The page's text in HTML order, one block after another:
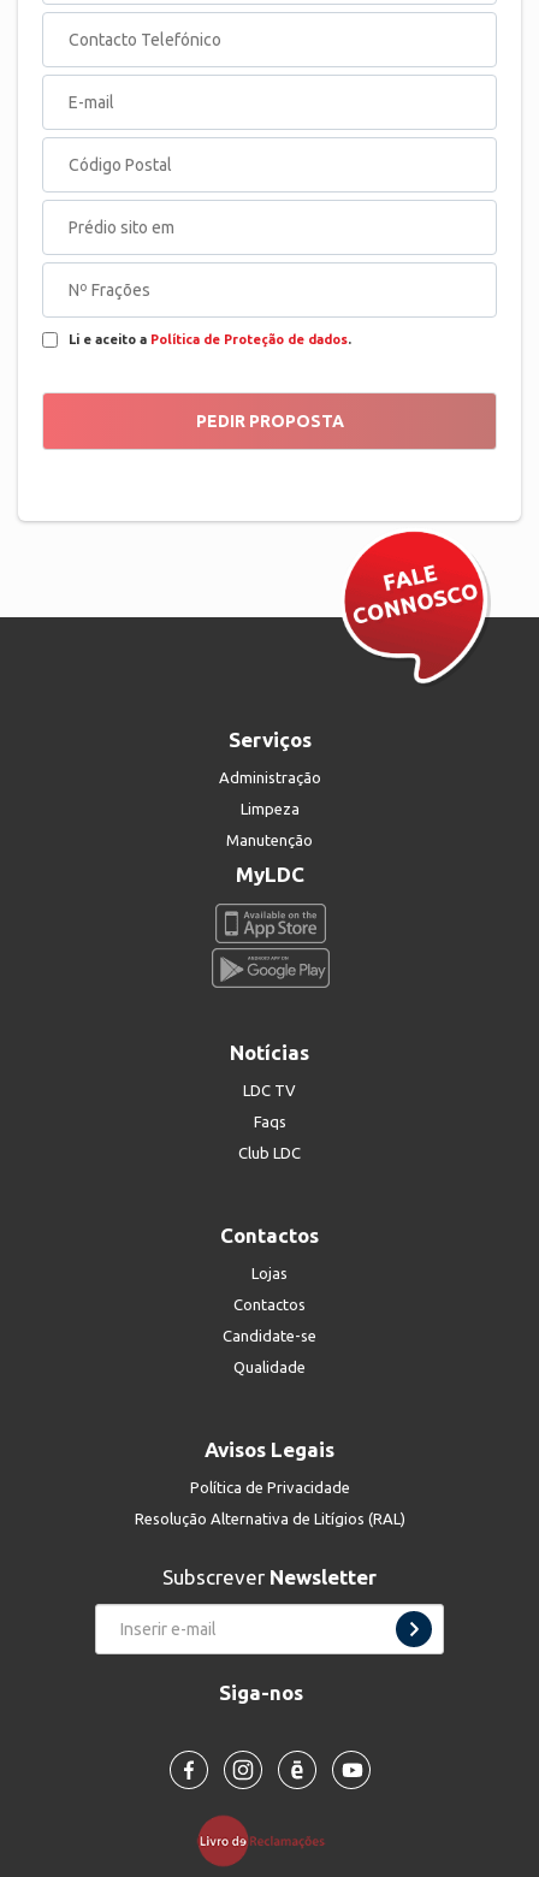
Li e aceito a Política de Proteção de dados.
Serviços
Administração
Limpeza
Manutenção
MyLDC
Notícias
LDC TV
Faqs
Club LDC
Contactos
Lojas
Contactos
Candidate-se
Qualidade
Avisos Legais
Política de Privacidade
Resolução Alternativa de Litígios (RAL)
Subscrever Newsletter
Siga-nos